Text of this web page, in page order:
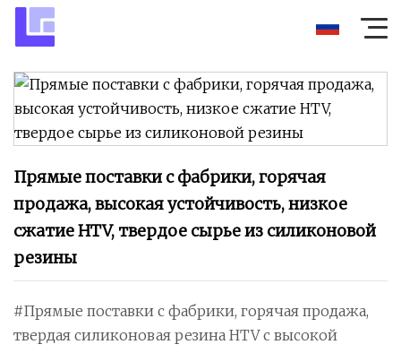
Прямые поставки с фабрики, горячая
продажа, высокая устойчивость, низкое
сжатие HTV, твердое сырье из силиконовой
резины
#Прямые поставки с фабрики, горячая продажа,
твердая силиконовая резина HTV с высокой